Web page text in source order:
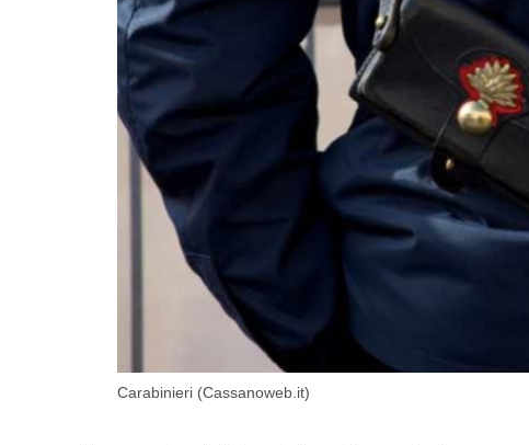
Carabinieri (Cassanoweb.it)